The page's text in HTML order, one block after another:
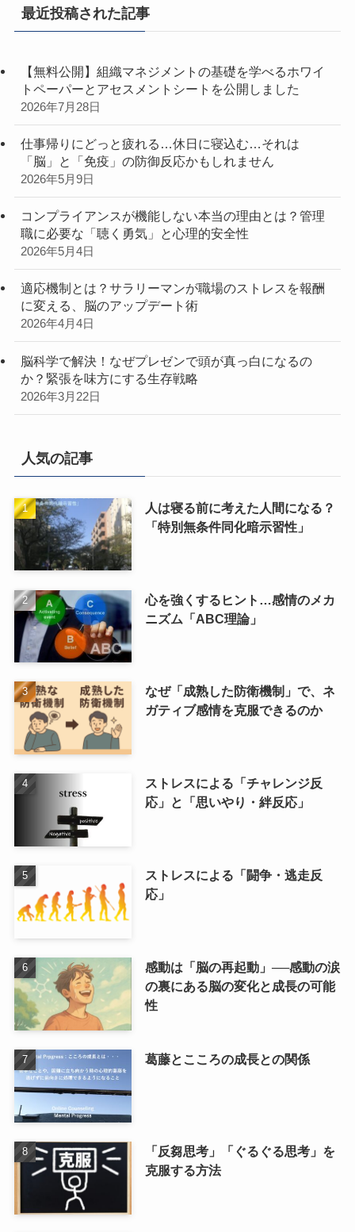
最近投稿された記事
【無料公開】組織マネジメントの基礎を学べるホワイ
トペーパーとアセスメントシートを公開しました
2026年7月28日
仕事帰りにどっと疲れる…休日に寝込む…それは
「脳」と「免疫」の防御反応かもしれません
2026年5月9日
コンプライアンスが機能しない本当の理由とは？管理
職に必要な「聴く勇気」と心理的安全性
2026年5月4日
適応機制とは？サラリーマンが職場のストレスを報酬
に変える、脳のアップデート術
2026年4月4日
脳科学で解決！なぜプレゼンで頭が真っ白になるの
か？緊張を味方にする生存戦略
2026年3月22日
人気の記事
人は寝る前に考えた人間になる？
「特別無条件同化暗示習性」
心を強くするヒント…感情のメカ
ニズム「ABC理論」
なぜ「成熟した防衛機制」で、ネ
ガティブ感情を克服できるのか
ストレスによる「チャレンジ反
応」と「思いやり・絆反応」
ストレスによる「闘争・逃走反
応」
感動は「脳の再起動」──感動の涙
の裏にある脳の変化と成長の可能
性
葛藤とこころの成長との関係
「反芻思考」「ぐるぐる思考」を
克服する方法